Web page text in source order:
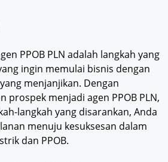
PPOB PLN adalah langkah yang
ingin memulai bisnis dengan
menjanjikan. Dengan
prospek menjadi agen PPOB PLN,
langkah yang disarankan, Anda
menuju kesuksesan dalam
dan PPOB.